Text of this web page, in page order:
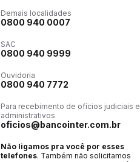
Demais localidades
0800 940 0007
SAC
0800 940 9999
Ouvidoria
0800 940 7772
Para recebimento de ofícios judiciais e
administrativos
oficios@bancointer.com.br
Não ligamos pra você por esses
telefones. Também não solicitamos